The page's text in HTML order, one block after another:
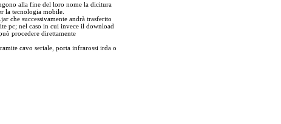
alla fine del loro nome la dicitura
la tecnologia mobile.
che successivamente andrà trasferito
pc; nel caso in cui invece il download
procedere direttamente
cavo seriale, porta infrarossi irda o